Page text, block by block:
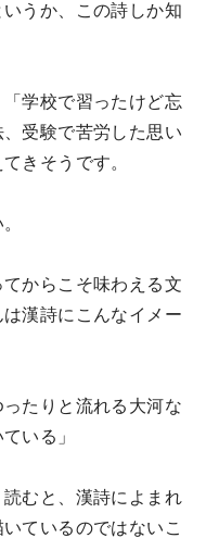
うか、この詩しか知
「学校で習ったけど忘
受験で苦労した思い
きそうです。
からこそ味わえる文
漢詩にこんなイメー
ったりと流れる大河な
いる」
むと、漢詩によまれ
ているのではないこ